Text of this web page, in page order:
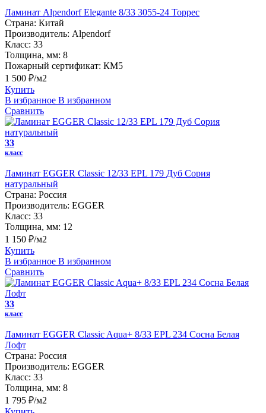
Ламинат Alpendorf Elegante 8/33 3055-24 Торрес
Страна: Китай
Производитель: Alpendorf
Класс: 33
Толщина, мм: 8
Пожарный сертификат: КМ5
1 500 ₽/м2
Купить
В избранное В избранном
Сравнить
33
класс
Ламинат EGGER Classic 12/33 EPL 179 Дуб Сория
натуральный
Страна: Россия
Производитель: EGGER
Класс: 33
Толщина, мм: 12
1 150 ₽/м2
Купить
В избранное В избранном
Сравнить
33
класс
Ламинат EGGER Classic Aqua+ 8/33 EPL 234 Сосна Белая
Лофт
Страна: Россия
Производитель: EGGER
Класс: 33
Толщина, мм: 8
1 795 ₽/м2